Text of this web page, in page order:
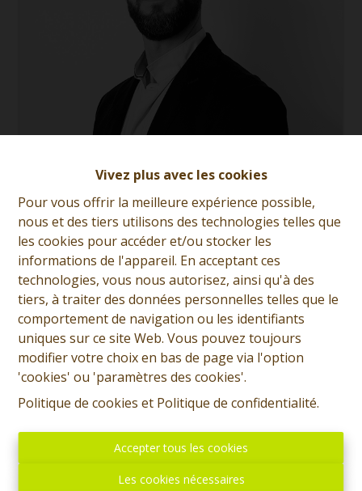
Vivez plus avec les cookies
Pour vous offrir la meilleure expérience possible,
nous et des tiers utilisons des technologies telles que
les cookies pour accéder et/ou stocker les
informations de l'appareil. En acceptant ces
technologies, vous nous autorisez, ainsi qu'à des
tiers, à traiter des données personnelles telles que le
comportement de navigation ou les identifiants
uniques sur ce site Web. Vous pouvez toujours
modifier votre choix en bas de page via l'option
'cookies' ou 'paramètres des cookies'.
Politique de cookies et Politique de confidentialité.
Accepter tous les cookies
Les cookies nécessaires
José Mafrici
Demande d'informations
+32 (0)65 31 96 96
3 1 188 m² 176 m²
1
170.000 euros, frais d'agence non inclus et à charge de
l'acquéreur. Maison à rafraichir comprenant: Sous-sol:
Cave. Rez: Hall d'entrée, living, pièce séjour, cuisine